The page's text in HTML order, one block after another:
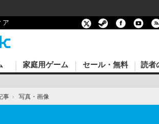
ア
家庭用ゲーム セール・無料 読者
事 › 写真・画像